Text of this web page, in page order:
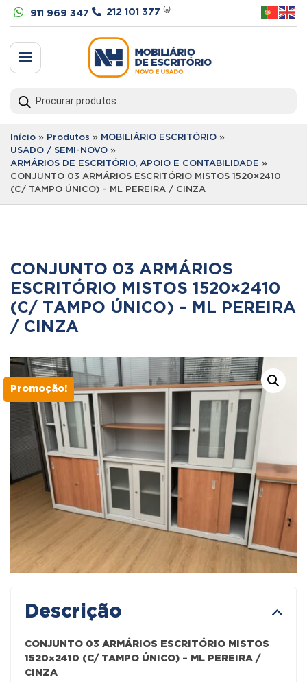
 911 969 347  212 101 377 ⁽ᵃ⁾
a
search
Início » Produtos » MOBILIÁRIO ESCRITÓRIO »
USADO / SEMI-NOVO »
ARMÁRIOS DE ESCRITÓRIO, APOIO E CONTABILIDADE »
CONJUNTO 03 ARMÁRIOS ESCRITÓRIO MISTOS 1520×2410
(C/ TAMPO ÚNICO) – ML PEREIRA / CINZA
CONJUNTO 03 ARMÁRIOS
ESCRITÓRIO MISTOS 1520×2410
(C/ TAMPO ÚNICO) – ML PEREIRA
/ CINZA
Promoção!
Descrição
CONJUNTO 03 ARMÁRIOS ESCRITÓRIO MISTOS
1520×2410 (C/ TAMPO ÚNICO) – ML PEREIRA /
CINZA